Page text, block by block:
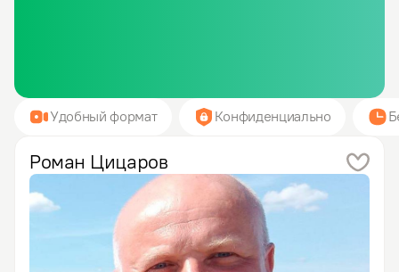
Удобный формат Конфиденциально
Роман Цицаров